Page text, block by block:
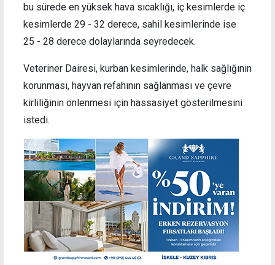
bu sürede en yüksek hava sıcaklığı, iç kesimlerde iç
kesimlerde 29 - 32 derece, sahil kesimlerinde ise
25 - 28 derece dolaylarında seyredecek.
Veteriner Dairesi, kurban kesimlerinde, halk sağlığının
korunması, hayvan refahının sağlanması ve çevre
kirliliğinin önlenmesi için hassasiyet gösterilmesini
istedi.